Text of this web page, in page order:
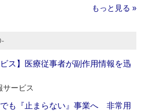
もっと見る »
ス】医療従事者が副作用情報を迅
サービス
でも『止まらない』事業へ 非常用